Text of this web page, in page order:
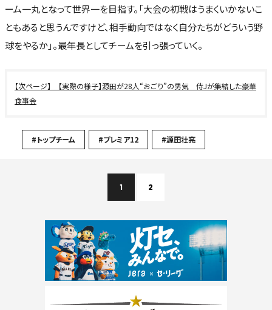
ーム一丸となって世界一を目指す。「大会の初戦はうまくいかないこ
ともあると思うんですけど、相手動向ではなく自分たちがどういう野
球をやるか」。最年長としてチームを引っ張っていく。
【実際の様子】源田が28人“おごり”の男気 侍Jが集結した豪華
食事会
#トップチーム #プレミア12 #源田壮亮
1 2